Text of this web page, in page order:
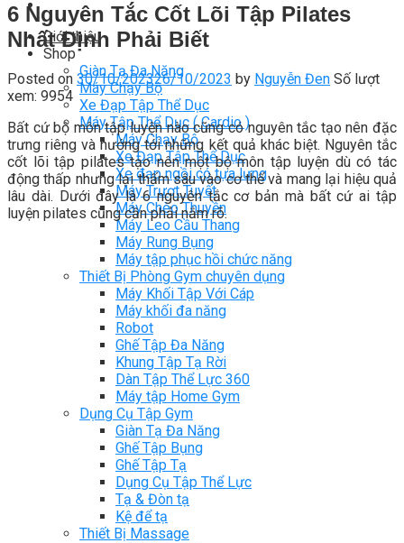
Giới thiệu
Shop
Giàn Tạ Đa Năng
Máy Chạy Bộ
Xe Đạp Tập Thể Dục
Máy Tập Thể Dục ( Cardio )
Máy Chạy Bộ
Xe Đạp Tập Thể Dục
Xe đạp ngồi có tựa lưng
Máy Trượt Tuyết
Máy Chèo Thuyền
Máy Leo Cầu Thang
Máy Rung Bụng
Máy tập phục hồi chức năng
Thiết Bị Phòng Gym chuyên dụng
Máy Khối Tập Với Cáp
Máy khối đa năng
Robot
Ghế Tập Đa Năng
Khung Tập Tạ Rời
Dàn Tập Thể Lực 360
Máy tập Home Gym
Dụng Cụ Tập Gym
Giàn Tạ Đa Năng
Ghế Tập Bụng
Ghế Tập Tạ
Dụng Cụ Tập Thể Lực
Tạ & Đòn tạ
Kệ để tạ
Thiết Bị Massage
6 Nguyên Tắc Cốt Lõi Tập Pilates
Nhất Định Phải Biết
Posted on 30/10/202326/10/2023 by Nguyễn Đen Số lượt
xem: 9954
Bất cứ bộ môn tập luyện nào cũng có nguyên tắc tạo nên đặc
trưng riêng và hướng tới những kết quả khác biệt. Nguyên tắc
cốt lõi tập pilates tạo nên một bộ môn tập luyện dù có tác
động thấp nhưng lại thấm sâu vào cơ thể và mang lại hiệu quả
lâu dài. Dưới đây là 6 nguyên tắc cơ bản mà bất cứ ai tập
luyện pilates cũng cần phải nắm rõ.